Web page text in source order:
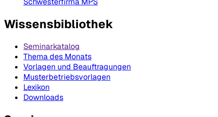
Wissensbibliothek
Seminarkatalog
Thema des Monats
Vorlagen und Beauftragungen
Musterbetriebsvorlagen
Lexikon
Downloads